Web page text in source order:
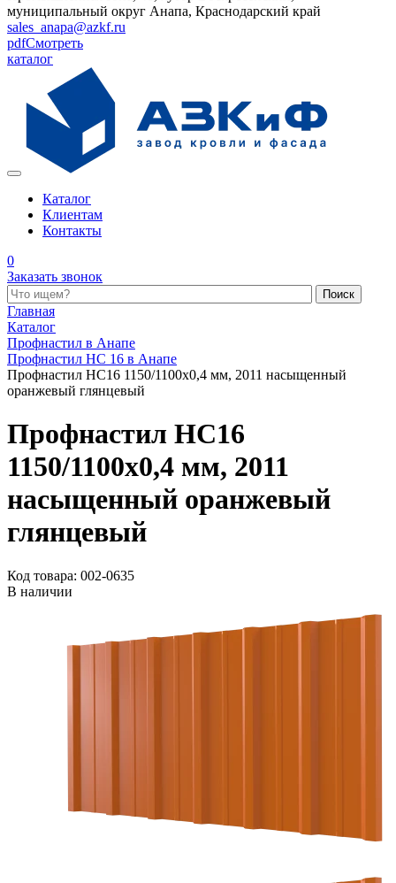
муниципальный округ Анапа, Краснодарский край
sales_anapa@azkf.ru
pdfСмотреть
каталог
Каталог
Клиентам
Контакты
0
Заказать звонок
Поиск по каталогу
Главная
Каталог
Профнастил в Анапе
Профнастил НС 16 в Анапе
Профнастил НС16 1150/1100x0,4 мм, 2011 насыщенный
оранжевый глянцевый
Профнастил НС16
1150/1100x0,4 мм, 2011
насыщенный оранжевый
глянцевый
Код товара: 002-0635
В наличии